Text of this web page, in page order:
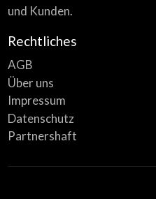
und Kunden.
Rechtliches
AGB
Über uns
Impressum
Datenschutz
Partnershaft